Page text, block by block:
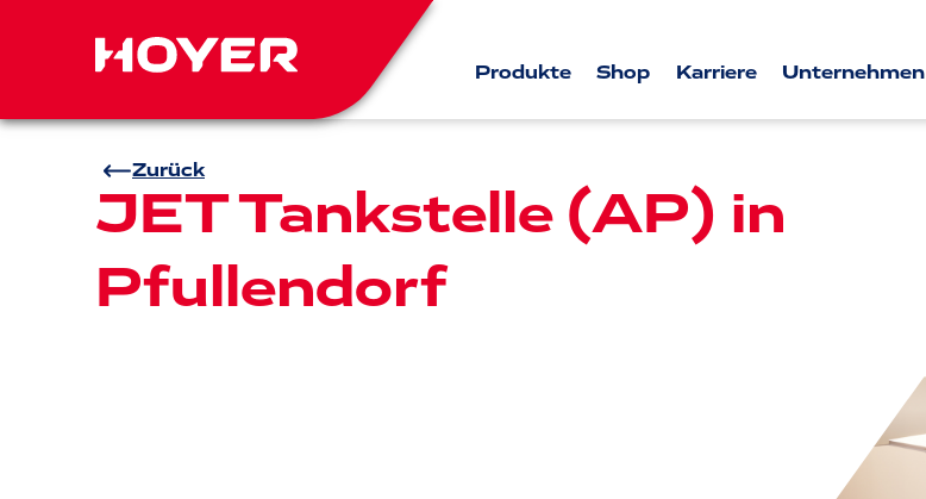
Produkte Shop Karriere Unternehmen
Zurück
JET Tankstelle (AP) in
Pfullendorf